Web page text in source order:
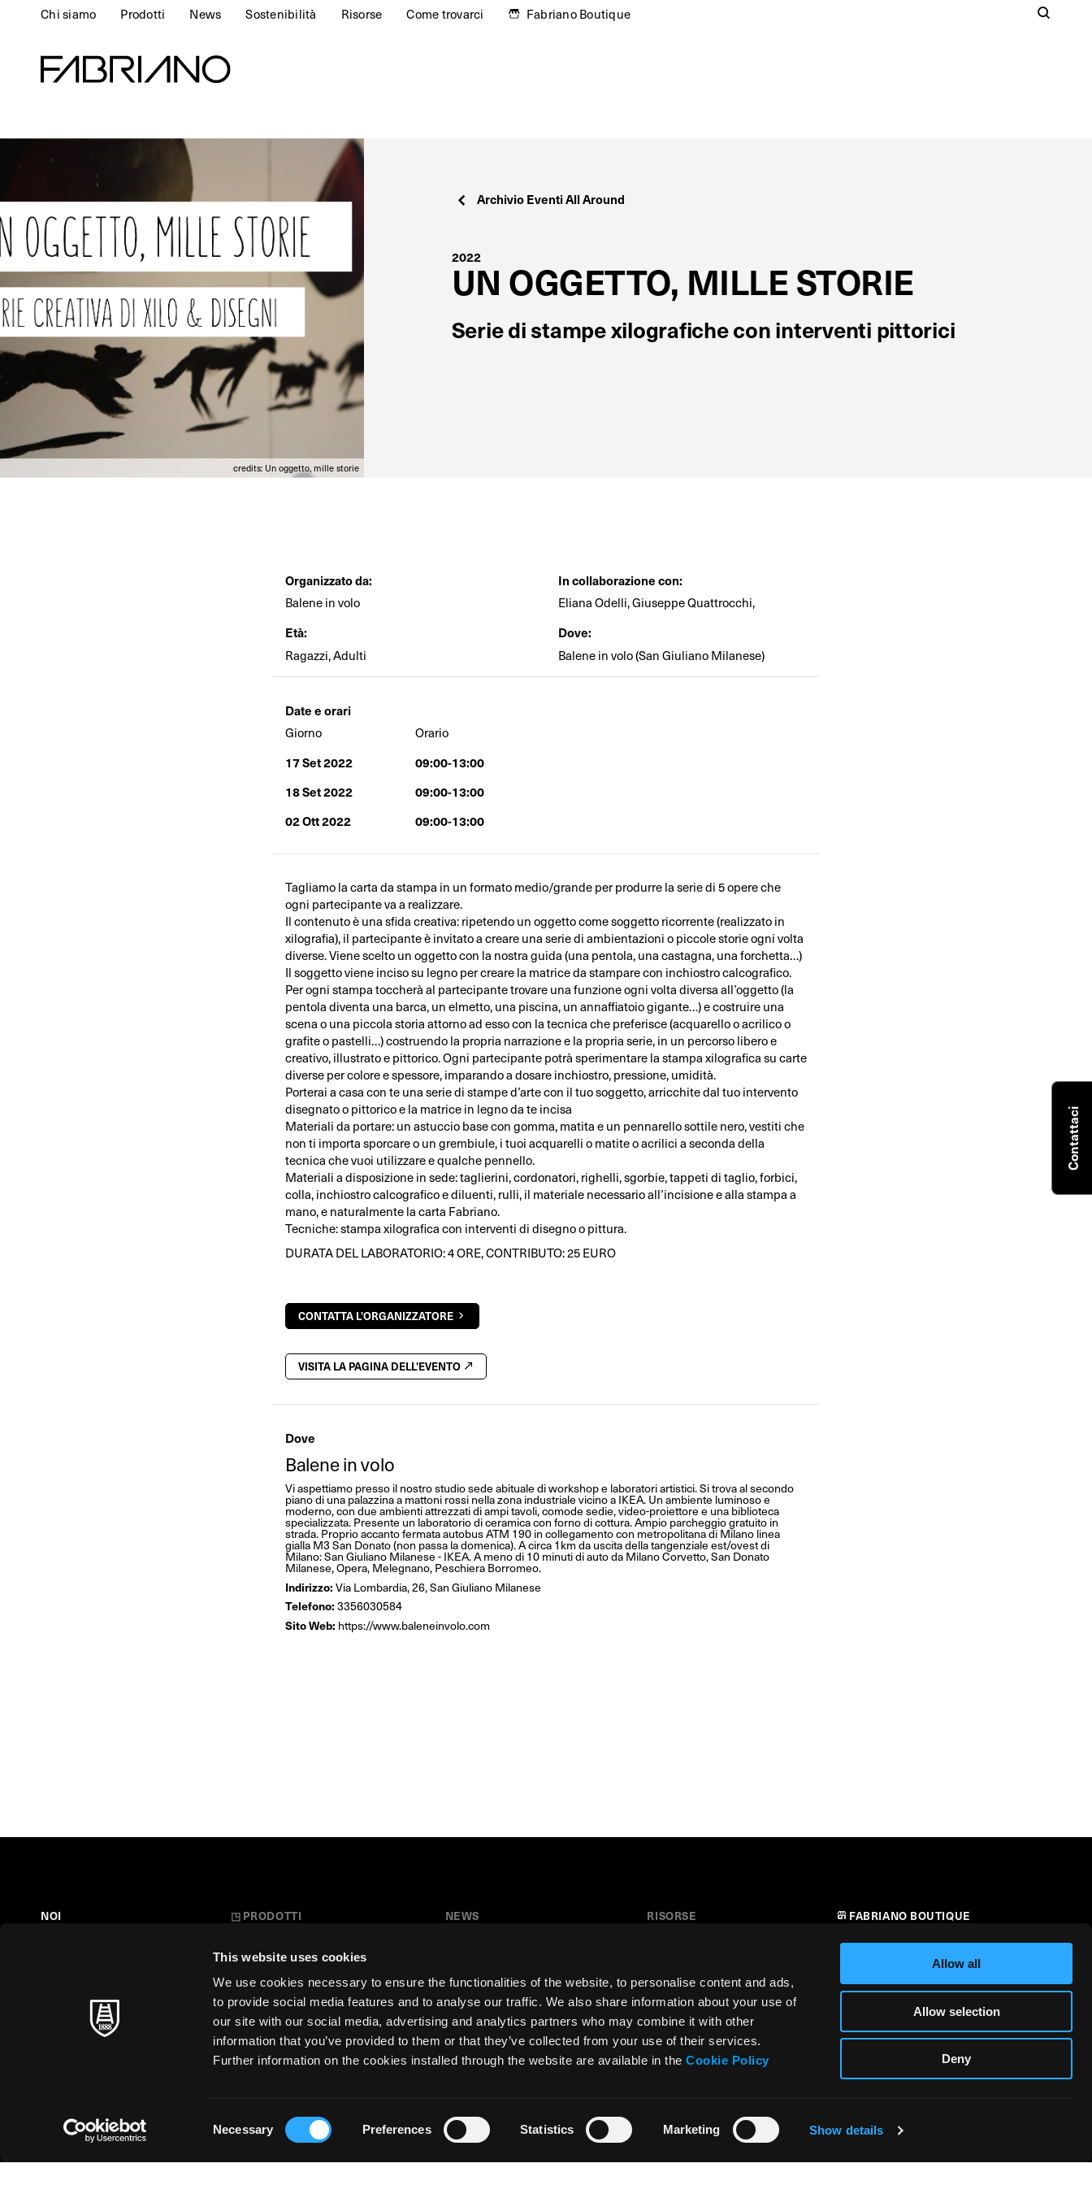
This website uses cookies
We use cookies necessary to ensure the functionalities of the website, to personalise content and ads,
to provide social media features and to analyse our traffic. We also share information about your use of
our site with our social media, advertising and analytics partners who may combine it with other
information that you’ve provided to them or that they’ve collected from your use of their services.
Further information on the cookies installed through the website are available in theCookie Policy
Necessary Preferences Statistics Marketing Show details
Allow all
Allow selection
Deny
Chi siamo Prodotti News Sostenibilità Risorse Come trovarci Fabriano Boutique
credits: Un oggetto, mille storie
Archivio Eventi All Around
2022
UN OGGETTO, MILLE STORIE
Serie di stampe xilografiche con interventi pittorici
Organizzato da:
Balene in volo
In collaborazione con:
Eliana Odelli, Giuseppe Quattrocchi,
Età:
Ragazzi, Adulti
Dove:
Balene in volo (San Giuliano Milanese)
Date e orari
Giorno Orario
17 Set 2022
09:00-13:00
18 Set 2022
09:00-13:00
02 Ott 2022
09:00-13:00
Tagliamo la carta da stampa in un formato medio/grande per produrre la serie di 5 opere che
ogni partecipante va a realizzare.
Il contenuto è una sfida creativa: ripetendo un oggetto come soggetto ricorrente (realizzato in
xilografia), il partecipante è invitato a creare una serie di ambientazioni o piccole storie ogni volta
diverse. Viene scelto un oggetto con la nostra guida (una pentola, una castagna, una forchetta…)
Il soggetto viene inciso su legno per creare la matrice da stampare con inchiostro calcografico.
Per ogni stampa toccherà al partecipante trovare una funzione ogni volta diversa all’oggetto (la
pentola diventa una barca, un elmetto, una piscina, un annaffiatoio gigante…) e costruire una
scena o una piccola storia attorno ad esso con la tecnica che preferisce (acquarello o acrilico o
grafite o pastelli…) costruendo la propria narrazione e la propria serie, in un percorso libero e
creativo, illustrato e pittorico. Ogni partecipante potrà sperimentare la stampa xilografica su carte
diverse per colore e spessore, imparando a dosare inchiostro, pressione, umidità.
Porterai a casa con te una serie di stampe d’arte con il tuo soggetto, arricchite dal tuo intervento
disegnato o pittorico e la matrice in legno da te incisa
Materiali da portare: un astuccio base con gomma, matita e un pennarello sottile nero, vestiti che
non ti importa sporcare o un grembiule, i tuoi acquarelli o matite o acrilici a seconda della
tecnica che vuoi utilizzare e qualche pennello.
Materiali a disposizione in sede: taglierini, cordonatori, righelli, sgorbie, tappeti di taglio, forbici,
colla, inchiostro calcografico e diluenti, rulli, il materiale necessario all’incisione e alla stampa a
mano, e naturalmente la carta Fabriano.
Tecniche: stampa xilografica con interventi di disegno o pittura.
DURATA DEL LABORATORIO: 4 ORE, CONTRIBUTO: 25 EURO
CONTATTA L'ORGANIZZATORE
VISITA LA PAGINA DELL'EVENTO
Dove
Balene in volo
Vi aspettiamo presso il nostro studio sede abituale di workshop e laboratori artistici. Si trova al secondo
piano di una palazzina a mattoni rossi nella zona industriale vicino a IKEA. Un ambiente luminoso e
moderno, con due ambienti attrezzati di ampi tavoli, comode sedie, video-proiettore e una biblioteca
specializzata. Presente un laboratorio di ceramica con forno di cottura. Ampio parcheggio gratuito in
strada. Proprio accanto fermata autobus ATM 190 in collegamento con metropolitana di Milano linea
gialla M3 San Donato (non passa la domenica). A circa 1km da uscita della tangenziale est/ovest di
Milano: San Giuliano Milanese - IKEA. A meno di 10 minuti di auto da Milano Corvetto, San Donato
Milanese, Opera, Melegnano, Peschiera Borromeo.
Indirizzo: Via Lombardia, 26, San Giuliano Milanese
Telefono: 3356030584
Sito Web: https://www.baleneinvolo.com
Contattaci
NOI
MAESTRI SENZA TEMPO
◳ PRODOTTI
Carte Creative
Cartoleria
Stampa d'Arte
NEWS
Collaborazioni
Festival del Disegno
Residenza d’artista
RISORSE
Download
Area insegnanti
FABRIANO BOUTIQUE
RIVENDITORI
SICUREZZA DEI PRODOTTI –